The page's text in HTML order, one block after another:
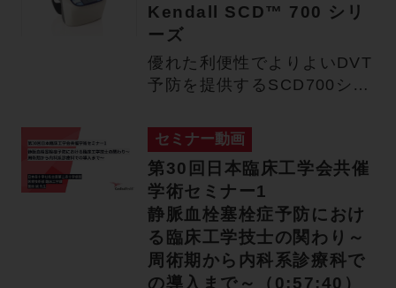
Kendall SCD™ 700 シリ
ーズ
優れた利便性でよりよいDVT
予防を提供するSCD700シリ
セミナー動画
第30回日本臨床工学会共催
学術セミナー1
静脈血栓塞栓症予防におけ
る臨床工学技士の関わり～
周術期から内科系診療科で
の導入まで～（0:57:40）